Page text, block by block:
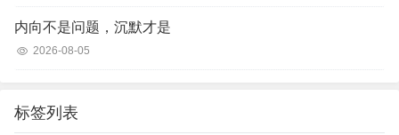
内向不是问题，沉默才是
2026-08-05
标签列表